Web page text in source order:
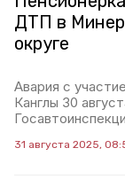
ДТП в
округе
Авария с
Канглы 30
31 августа 2025,